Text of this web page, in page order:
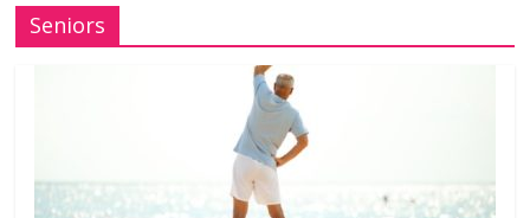
Seniors